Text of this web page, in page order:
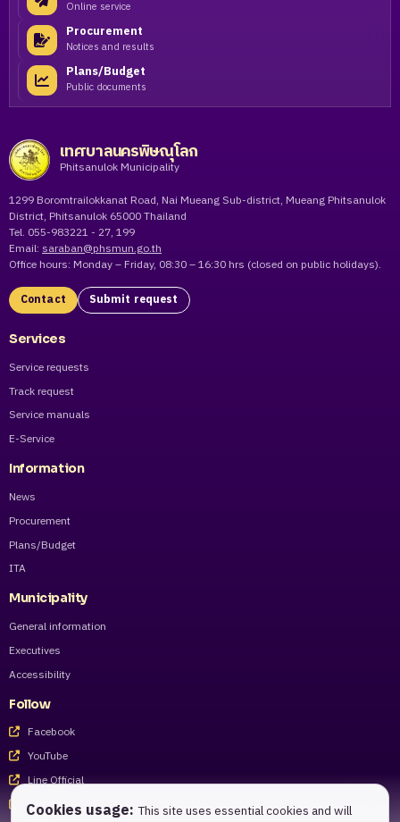
Online service
Procurement
Notices and results
Plans/Budget
Public documents
เทศบาลนครพิษณุโลก
Phitsanulok Municipality
1299 Boromtrailokkanat Road, Nai Mueang Sub-district, Mueang Phitsanulok
District, Phitsanulok 65000 Thailand
Tel. 055-983221 - 27, 199
Email: saraban@phsmun.go.th
Office hours: Monday – Friday, 08:30 – 16:30 hrs (closed on public holidays).
Contact Submit request
Services
Service requests
Track request
Service manuals
E-Service
Information
News
Procurement
Plans/Budget
ITA
Municipality
General information
Executives
Accessibility
Follow
Facebook
YouTube
Line Official
Tiktok
Cookies usage: This site uses essential cookies and will